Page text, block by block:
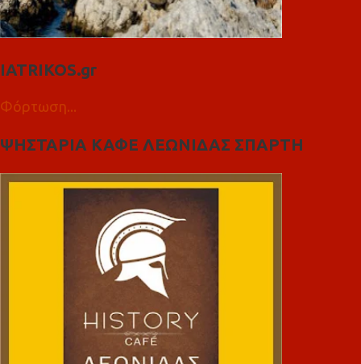
IATRIKOS.gr
Φόρτωση...
ΨΗΣΤΑΡΙΑ ΚΑΦΕ ΛΕΩΝΙΔΑΣ ΣΠΑΡΤΗ